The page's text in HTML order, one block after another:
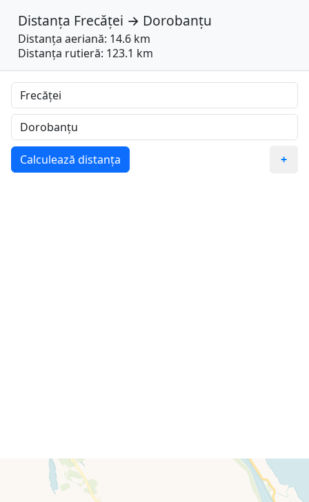
Distanța Frecăței → Dorobanțu
Distanța aeriană: 14.6 km
Distanța rutieră: 123.1 km
Calculează distanța +